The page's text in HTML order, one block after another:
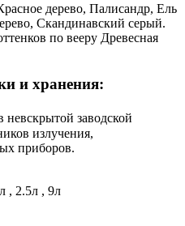
дерево, Палисандр, Ель
Скандинавский серый.
по вееру Древесная
и хранения:
невскрытой заводской
излучения,
приборов.
, 2.5л , 9л